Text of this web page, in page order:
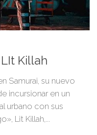
Killah
Samurai, su nuevo
incursionar en un
urbano con sus
Lit Killah,...